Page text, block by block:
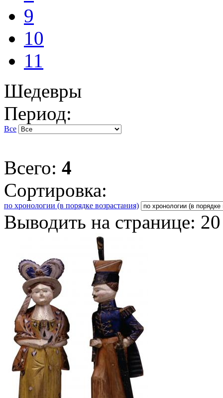
9
10
11
Шедевры
Период:
Все
Всего: 4
Сортировка:
по хронологии (в порядке возрастания)
Выводить на странице: 20